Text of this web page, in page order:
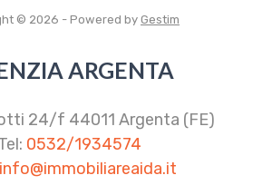
© 2026 - Powered by Gestim
ARGENTA
24/f 44011 Argenta (FE)
0532/1934574
info@immobiliareaida.it